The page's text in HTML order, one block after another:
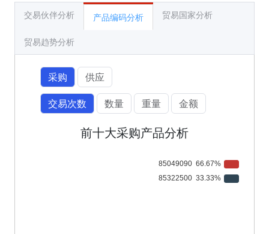
交易伙伴分析 产品编码分析 贸易国家分析
贸易趋势分析
采购
供应
交易次数
数量 重量 金额
前十大采购产品分析